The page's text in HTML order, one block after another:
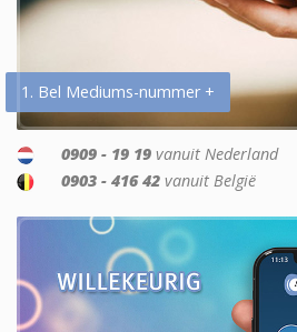
1. Bel Mediums-nummer +
0909 - 19 19 vanuit Nederland
0903 - 416 42 vanuit België